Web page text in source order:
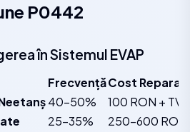
P0442
în Sistemul EVAP
FrecvențăCost
40-50%
100 RON + TVA
25-35%
250-600 RON